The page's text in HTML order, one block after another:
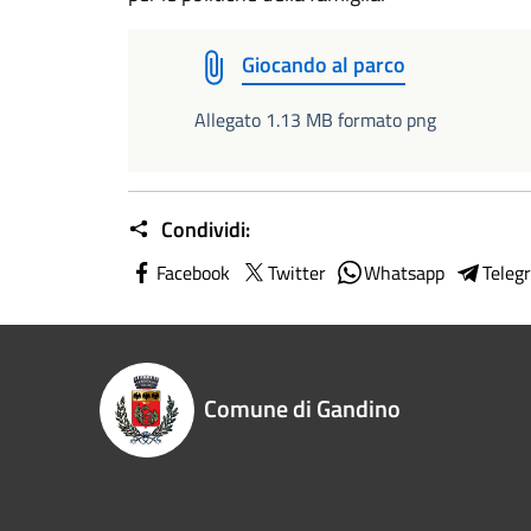
Giocando al parco
Allegato 1.13 MB formato png
Condividi:
Facebook Twitter Whatsapp
Comune di Gandino